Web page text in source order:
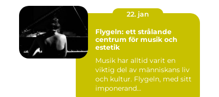
22. jan
Flygeln: ett strålande
centrum för musik och
estetik
Musik har alltid varit en
viktig del av människans liv
och kultur. Flygeln, med sitt
imponerand...